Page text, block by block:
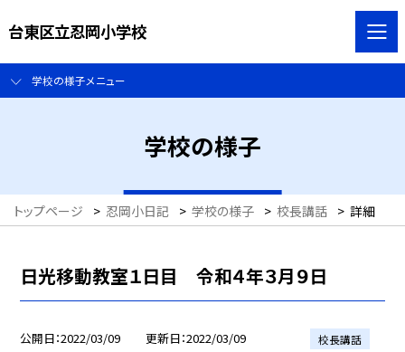
台東区立忍岡小学校
学校の様子メニュー
学校の様子
トップページ > 忍岡小日記 > 学校の様子 > 校長講話 > 詳細
日光移動教室１日目 令和４年３月９日
公開日 2022/03/09 更新日 2022/03/09 校長講話